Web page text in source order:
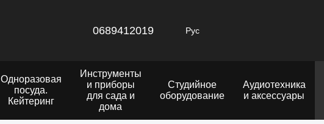
0689412019 Рус
Одноразовая
посуда.
Кейтеринг
Инструменты
и приборы
для сада и
дома
Студийное
оборудование
Аудиотехника
и аксессуары